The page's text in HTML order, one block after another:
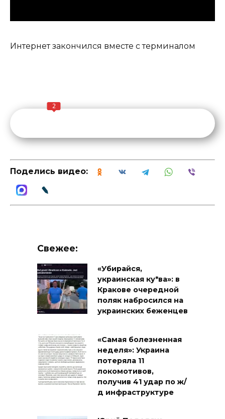
Интернет закончился вместе с терминалом
2
Поделись видео:
Свежее:
«Убирайся,
украинская ку*ва»: в
Кракове очередной
поляк набросился на
украинских беженцев
«Самая болезненная
неделя»: Украина
потеряла 11
локомотивов,
получив 41 удар по ж/
д инфраструктуре